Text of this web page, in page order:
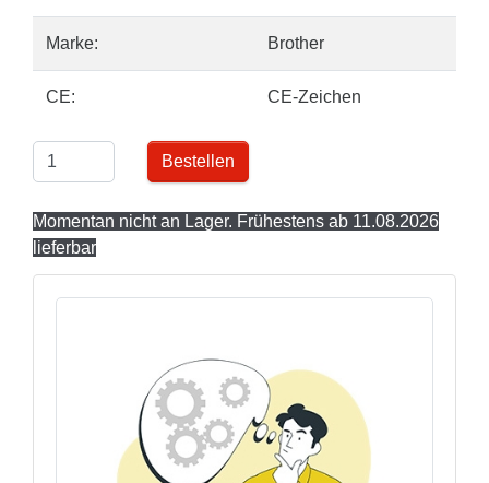
Marke: Brother
CE: CE-Zeichen
Bestellen
Momentan nicht an Lager. Frühestens ab 11.08.2026
lieferbar